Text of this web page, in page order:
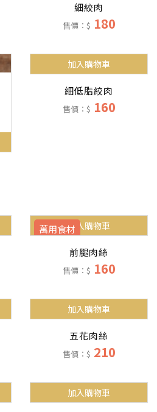
細絞肉
售價：$ 180
萬用食材加入購物車
前腿肉絲
售價：$ 160
加入購物車
五花肉絲
售價：$ 210
加入購物車